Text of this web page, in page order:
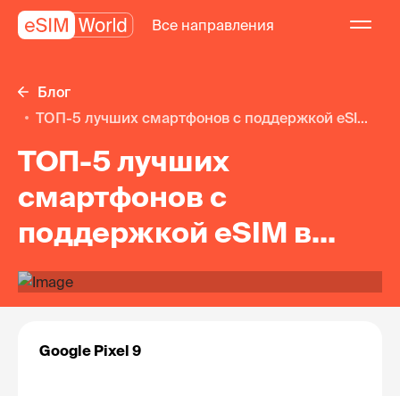
Все направления
Блог
ТОП-5 лучших смартфонов с поддержкой eSI...
ТОП-5 лучших
смартфонов с
поддержкой eSIM в
2025 году
Google Pixel 9